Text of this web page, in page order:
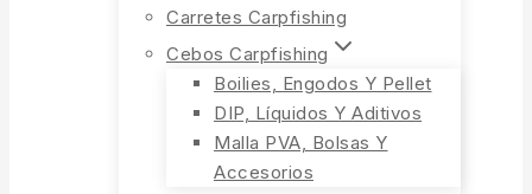
Carretes Carpfishing
Cebos Carpfishing
Boilies, Engodos Y Pellet
DIP, Líquidos Y Aditivos
Malla PVA, Bolsas Y
Accesorios